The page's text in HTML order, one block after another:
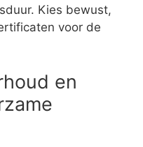
Kies bewust,
voor de
en